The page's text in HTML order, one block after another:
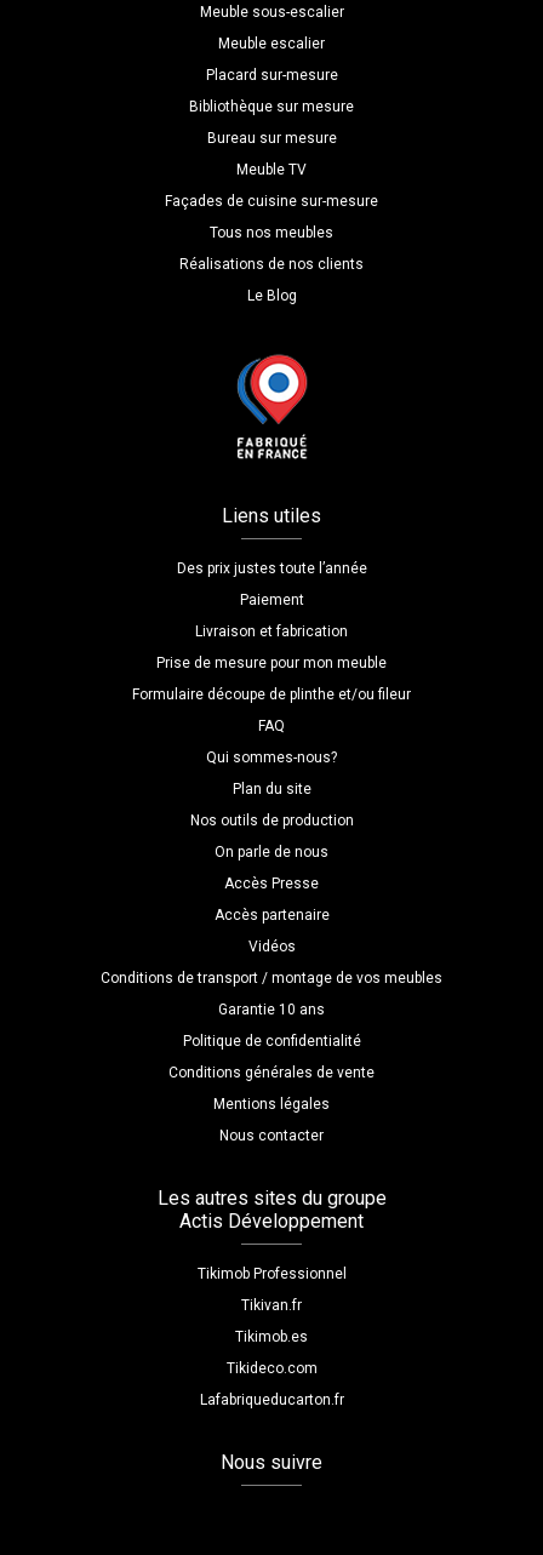
Meuble sous-escalier
Meuble escalier
Placard sur-mesure
Bibliothèque sur mesure
Bureau sur mesure
Meuble TV
Façades de cuisine sur-mesure
Tous nos meubles
Réalisations de nos clients
Le Blog
Liens utiles
Des prix justes toute l’année
Paiement
Livraison et fabrication
Prise de mesure pour mon meuble
Formulaire découpe de plinthe et/ou fileur
FAQ
Qui sommes-nous?
Plan du site
Nos outils de production
On parle de nous
Accès Presse
Accès partenaire
Vidéos
Conditions de transport / montage de vos meubles
Garantie 10 ans
Politique de confidentialité
Conditions générales de vente
Mentions légales
Nous contacter
Les autres sites du groupe
Actis Développement
Tikimob Professionnel
Tikivan.fr
Tikimob.es
Tikideco.com
Lafabriqueducarton.fr
Nous suivre